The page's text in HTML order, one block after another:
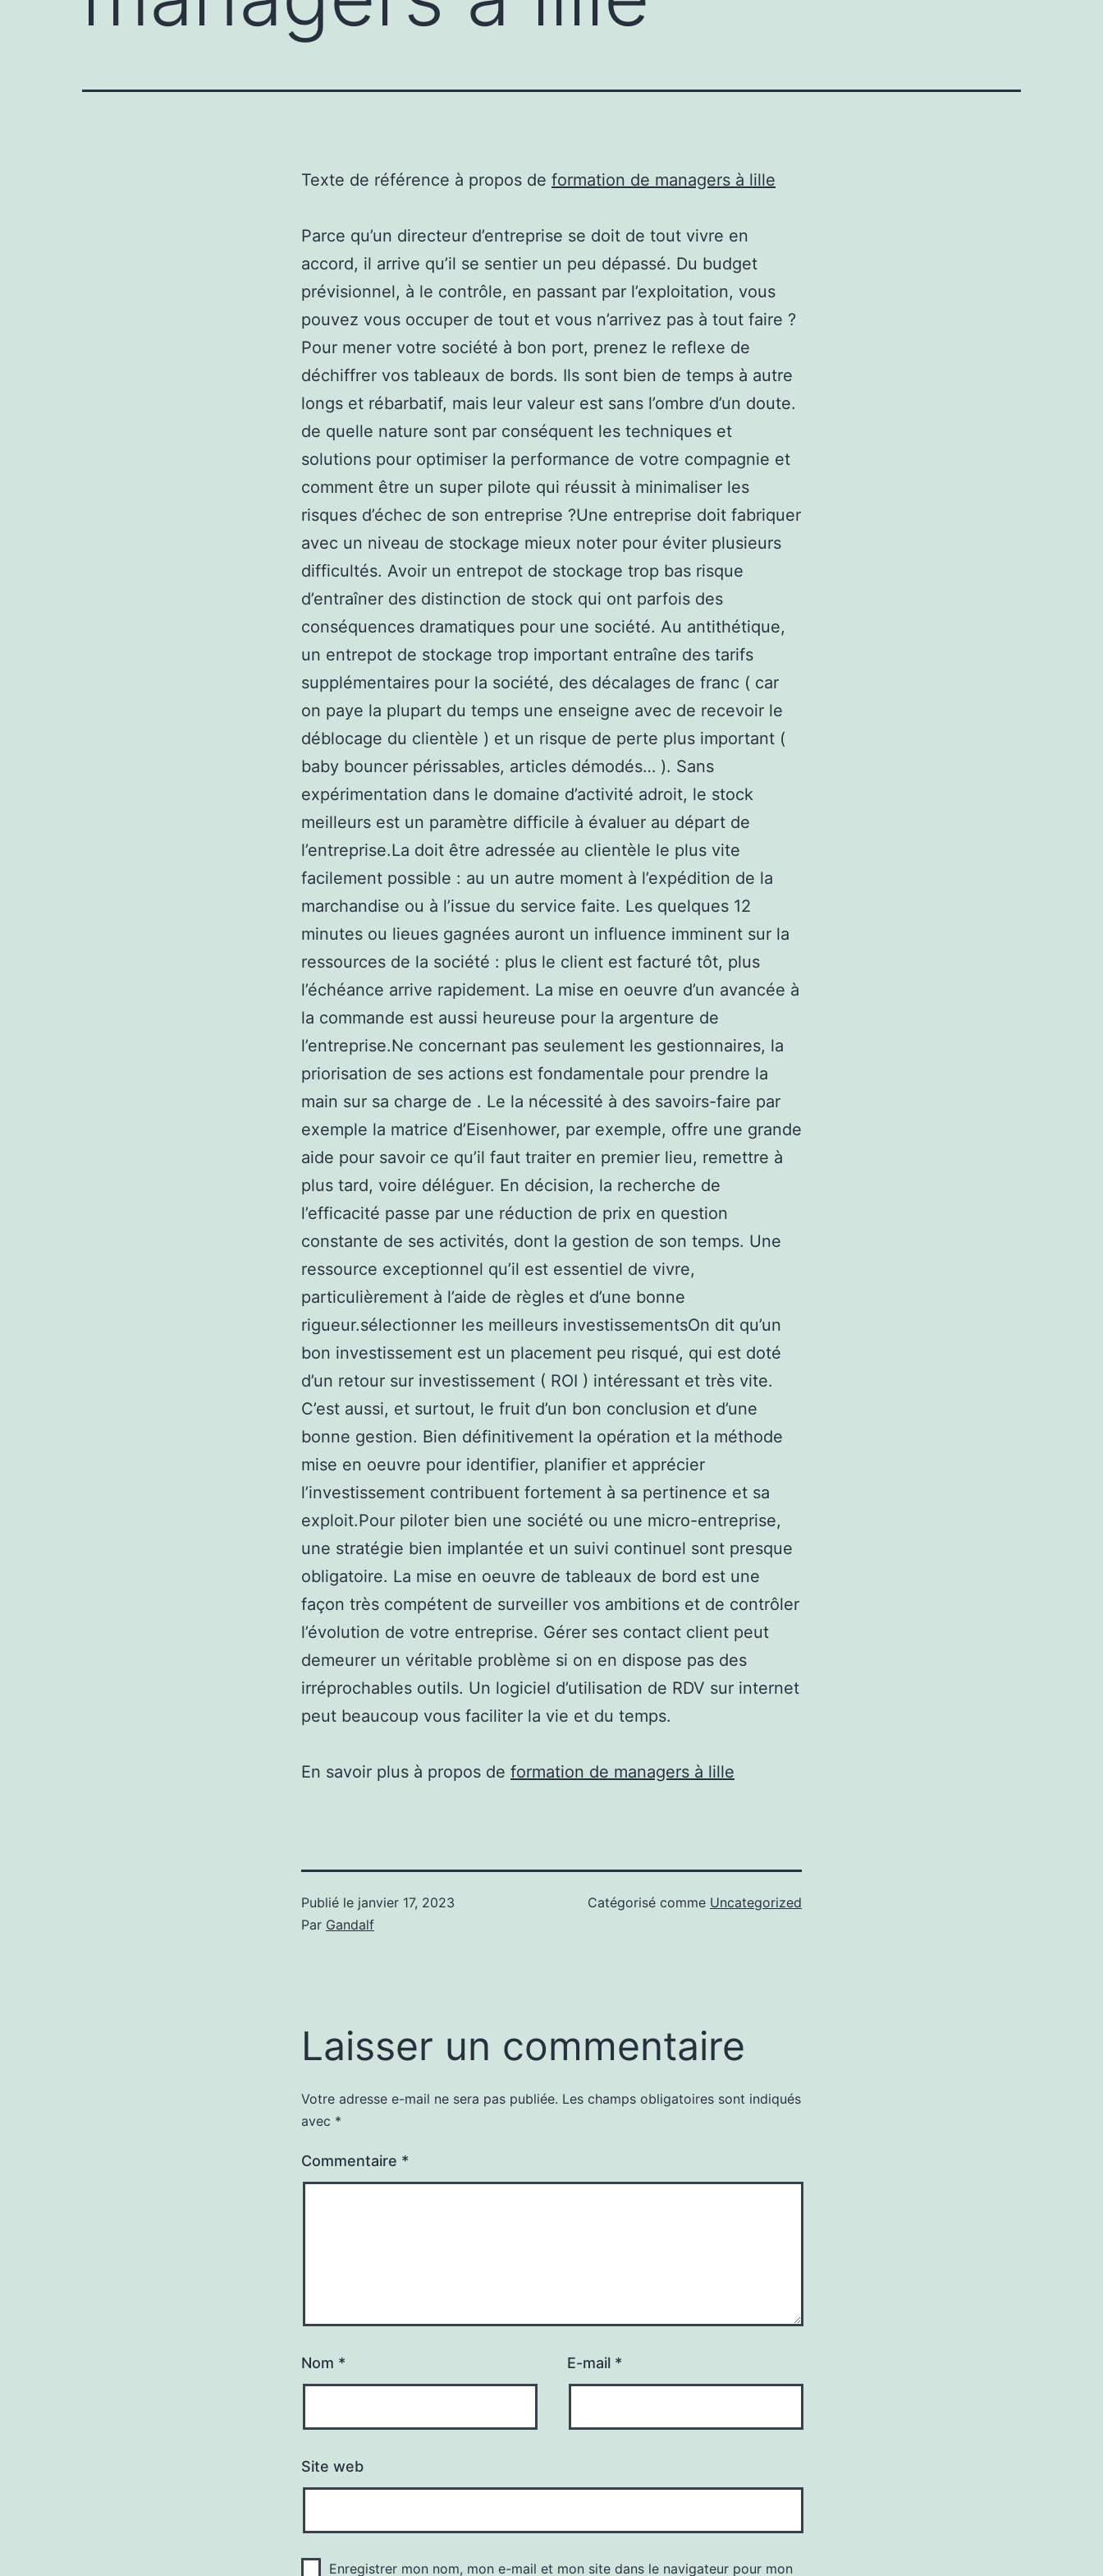
Texte de référence à propos de formation de managers à lille
Parce qu’un directeur d’entreprise se doit de tout vivre en
accord, il arrive qu’il se sentier un peu dépassé. Du budget
prévisionnel, à le contrôle, en passant par l’exploitation, vous
pouvez vous occuper de tout et vous n’arrivez pas à tout faire ?
Pour mener votre société à bon port, prenez le reflexe de
déchiffrer vos tableaux de bords. Ils sont bien de temps à autre
longs et rébarbatif, mais leur valeur est sans l’ombre d’un doute.
de quelle nature sont par conséquent les techniques et
solutions pour optimiser la performance de votre compagnie et
comment être un super pilote qui réussit à minimaliser les
risques d’échec de son entreprise ?Une entreprise doit fabriquer
avec un niveau de stockage mieux noter pour éviter plusieurs
difficultés. Avoir un entrepot de stockage trop bas risque
d’entraîner des distinction de stock qui ont parfois des
conséquences dramatiques pour une société. Au antithétique,
un entrepot de stockage trop important entraîne des tarifs
supplémentaires pour la société, des décalages de franc ( car
on paye la plupart du temps une enseigne avec de recevoir le
déblocage du clientèle ) et un risque de perte plus important (
baby bouncer périssables, articles démodés… ). Sans
expérimentation dans le domaine d’activité adroit, le stock
meilleurs est un paramètre difficile à évaluer au départ de
l’entreprise.La doit être adressée au clientèle le plus vite
facilement possible : au un autre moment à l’expédition de la
marchandise ou à l’issue du service faite. Les quelques 12
minutes ou lieues gagnées auront un influence imminent sur la
ressources de la société : plus le client est facturé tôt, plus
l’échéance arrive rapidement. La mise en oeuvre d’un avancée à
la commande est aussi heureuse pour la argenture de
l’entreprise.Ne concernant pas seulement les gestionnaires, la
priorisation de ses actions est fondamentale pour prendre la
main sur sa charge de . Le la nécessité à des savoirs-faire par
exemple la matrice d’Eisenhower, par exemple, offre une grande
aide pour savoir ce qu’il faut traiter en premier lieu, remettre à
plus tard, voire déléguer. En décision, la recherche de
l’efficacité passe par une réduction de prix en question
constante de ses activités, dont la gestion de son temps. Une
ressource exceptionnel qu’il est essentiel de vivre,
particulièrement à l’aide de règles et d’une bonne
rigueur.sélectionner les meilleurs investissementsOn dit qu’un
bon investissement est un placement peu risqué, qui est doté
d’un retour sur investissement ( ROI ) intéressant et très vite.
C’est aussi, et surtout, le fruit d’un bon conclusion et d’une
bonne gestion. Bien définitivement la opération et la méthode
mise en oeuvre pour identifier, planifier et apprécier
l’investissement contribuent fortement à sa pertinence et sa
exploit.Pour piloter bien une société ou une micro-entreprise,
une stratégie bien implantée et un suivi continuel sont presque
obligatoire. La mise en oeuvre de tableaux de bord est une
façon très compétent de surveiller vos ambitions et de contrôler
l’évolution de votre entreprise. Gérer ses contact client peut
demeurer un véritable problème si on en dispose pas des
irréprochables outils. Un logiciel d’utilisation de RDV sur internet
peut beaucoup vous faciliter la vie et du temps.
En savoir plus à propos de formation de managers à lille
Publié le janvier 17, 2023
Par Gandalf
Catégorisé comme Uncategorized
Laisser un commentaire
Votre adresse e-mail ne sera pas publiée. Les champs obligatoires sont indiqués
avec *
Commentaire *
Nom * E-mail *
Site web
Enregistrer mon nom, mon e-mail et mon site dans le navigateur pour mon